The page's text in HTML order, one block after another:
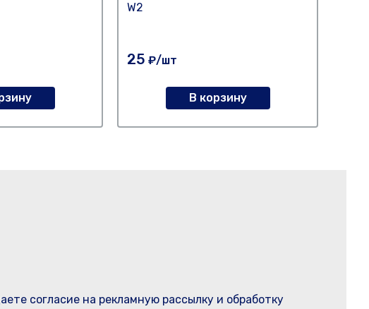
W2
25 ₽/шт
В корзину
согласие на рекламную рассылку и обработку